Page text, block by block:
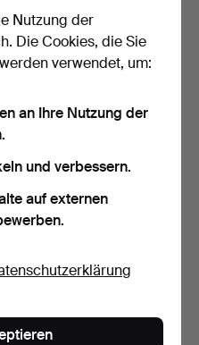
TAPIO WIRKKALA.
Halskette, "Stjärnhimmel" …
6 Gebote
Nutzung der
Die Cookies, die Sie
verwendet, um:
an Ihre Nutzung der
und verbessern.
auf externen